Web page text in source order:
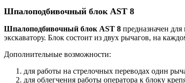
Шпалоподбивочный блок AST 8
Шпалоподбивочный блок AST 8 предназначен
экскаватору. Блок состоит из двух рычагов, на
Дополнительные возможности:
для работы на стрелочных переводах один
для облегчения работы оператора к блоку